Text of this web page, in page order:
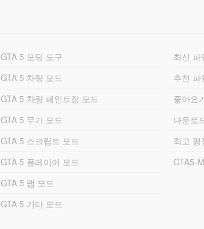
GTA 5 모딩 도구
GTA 5 차량 모드
GTA 5 차량 페인트잡 모드
GTA 5 무기 모드
GTA 5 스크립트 모드
GTA 5 플레이어 모드
GTA 5 맵 모드
GTA 5 기타 모드
최신 파
추천 파
좋아요
다운로
최고 평
GTA5-